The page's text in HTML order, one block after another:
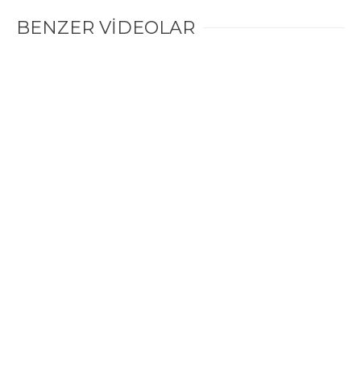
BENZER VİDEOLAR